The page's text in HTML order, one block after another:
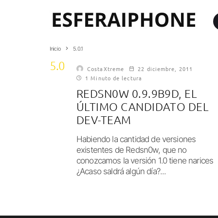
Inicio 5.0.1
5.0.1 CostaXtreme
22 diciembre, 2011
1 Minuto de lectura
REDSN0W 0.9.9B9D, EL
ÚLTIMO CANDIDATO DEL
DEV-TEAM
Habiendo la cantidad de versiones
existentes de Redsn0w, que no
conozcamos la versión 1.0 tiene narices
¿Acaso saldrá algún día?...